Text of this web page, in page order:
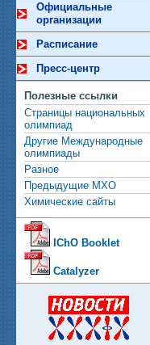
Официальные
организации
Расписание
Пресс-центр
Полезные ссылки
Страницы национальных
олимпиад
Другие Международные
олимпиады
Разное
Предыдущие МХО
Химические сайты
IChO Booklet
Catalyzer